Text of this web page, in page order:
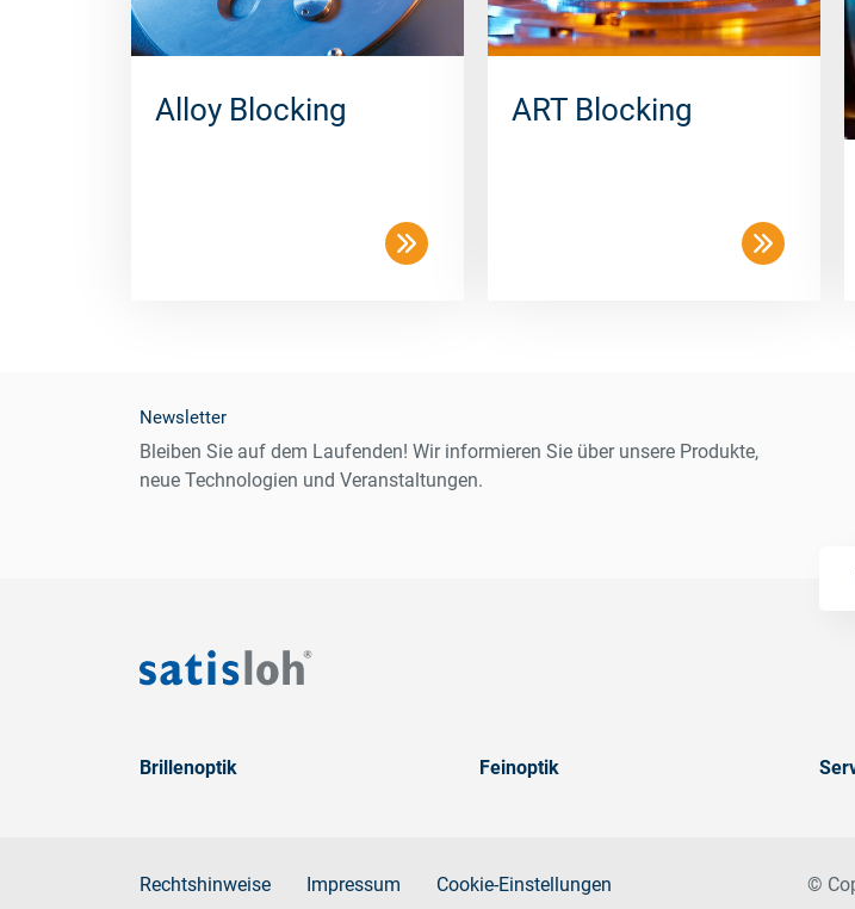
Alloy Blocking ART Blocking
Newsletter
Bleiben Sie auf dem Laufenden! Wir informieren Sie über unsere Produkte,
neue Technologien und Veranstaltungen.
Brillenoptik Feinoptik
Rechtshinweise Impressum Cookie-Einstellungen ©